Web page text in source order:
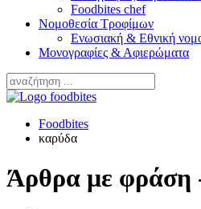
Foodbites chef
Νομοθεσία Τροφίμων
Ενωσιακή & Εθνική
Μονογραφίες & Αφιερώματα
Foodbites
καρύδα
Άρθρα με φράση -